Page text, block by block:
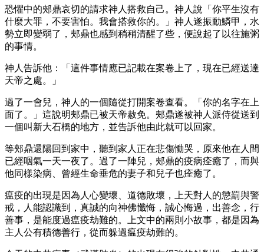
恐懼中的郟鼎哀切的請求神人搭救自己。神人說「你平生沒有
什麼大罪，不要害怕。我會搭救你的。」神人遂振動鱗甲，水
勢立即變弱了，郟鼎也感到稍稍清醒了些，便說起了以往施粥
的事情。
神人告訴他：「這件事情應已記載在案卷上了，現在已經送達
天帝之處。」
過了一會兒，神人的一個隨從打開案卷查看。「你的名字在上
面了。」這說明郟鼎已被天帝赦免。郟鼎遂被神人派侍從送到
一個叫新大石橋的地方，並告訴他由此就可以回家。
等郟鼎還陽回到家中，聽到家人正在悲傷慟哭，原來他在人間
已經咽氣一天一夜了。過了一陣兒，郟鼎的疫病痊癒了，而與
他同樣染病、曾經生命垂危的妻子和兒子也痊癒了。
瘟疫的出現是因為人心變壞、道德敗壞，上天對人的懲罰與警
戒，人能認識到，真誠的向神佛懺悔，誠心悔過，出善念，行
善事，是能度過瘟疫劫難的。上文中的兩則小故事，都是因為
主人公有積德善行，從而躲過瘟疫劫難的。